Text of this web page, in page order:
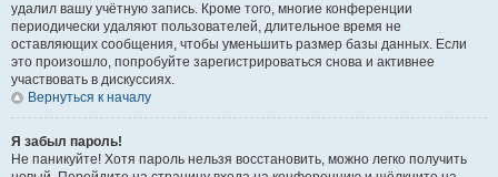
удалил вашу учётную запись. Кроме того, многие конференции
периодически удаляют пользователей, длительное время не
оставляющих сообщения, чтобы уменьшить размер базы данных. Если
это произошло, попробуйте зарегистрироваться снова и активнее
участвовать в дискуссиях.
Вернуться к началу
Я забыл пароль!
Не паникуйте! Хотя пароль нельзя восстановить, можно легко получить